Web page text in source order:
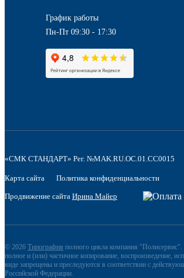
График работы
Пн-Пт 09:30 - 17:30
«СМК СТАНДАРТ» Рег. №MAK.RU.OC.01.CC0015
Карта сайта Политика конфиденциальности
Продвижение сайта Ирина Майер
© 2026 Типография полного цикла компания
полное и (или) частичное копирование, воспроизведение,
виде запрещены и преследуются в соответствии с
Российской Федерации.